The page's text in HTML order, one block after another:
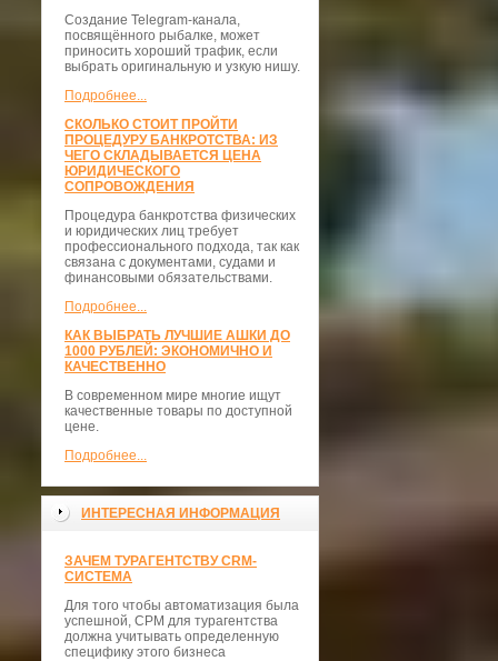
Создание Telegram-канала,
посвящённого рыбалке, может
приносить хороший трафик, если
выбрать оригинальную и узкую нишу.
Подробнее...
СКОЛЬКО СТОИТ ПРОЙТИ
ПРОЦЕДУРУ БАНКРОТСТВА: ИЗ
ЧЕГО СКЛАДЫВАЕТСЯ ЦЕНА
ЮРИДИЧЕСКОГО
СОПРОВОЖДЕНИЯ
Процедура банкротства физических
и юридических лиц требует
профессионального подхода, так как
связана с документами, судами и
финансовыми обязательствами.
Подробнее...
КАК ВЫБРАТЬ ЛУЧШИЕ АШКИ ДО
1000 РУБЛЕЙ: ЭКОНОМИЧНО И
КАЧЕСТВЕННО
В современном мире многие ищут
качественные товары по доступной
цене.
Подробнее...
ИНТЕРЕСНАЯ ИНФОРМАЦИЯ
ЗАЧЕМ ТУРАГЕНТСТВУ CRM-
СИСТЕМА
Для того чтобы автоматизация была
успешной, СРМ для турагентства
должна учитывать определенную
специфику этого бизнеса